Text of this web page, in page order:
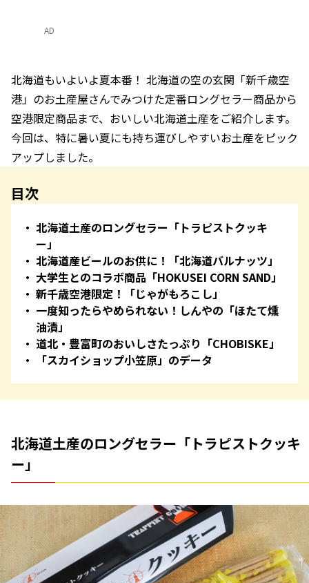
AD
北海道もいよいよ夏本番！ 北海道の空の玄関「新千歳空
港」のお土産屋さんでみつけた定番ロングセラー商品から
空港限定商品まで、おいしい北海道土産をご紹介します。
今回は、特に暑い夏にも持ち運びしやすいお土産をピック
アップしました。
目次
北海道土産のロングセラー「トラピストクッキ
ー」
北海道産ビールのお供に！「北海道バルナッツ」
大学生とのコラボ商品「HOKUSEI CORN SAND」
新千歳空港限定！「じゃがもろこし」
一度知ったらやめられない！しんやの「ほたて燻
油漬」
道北・豊富町のおいしさたっぷり「CHOBISKE」
「スカイショップ小笠原」のデータ
北海道土産のロングセラー「トラピストクッキ
ー」